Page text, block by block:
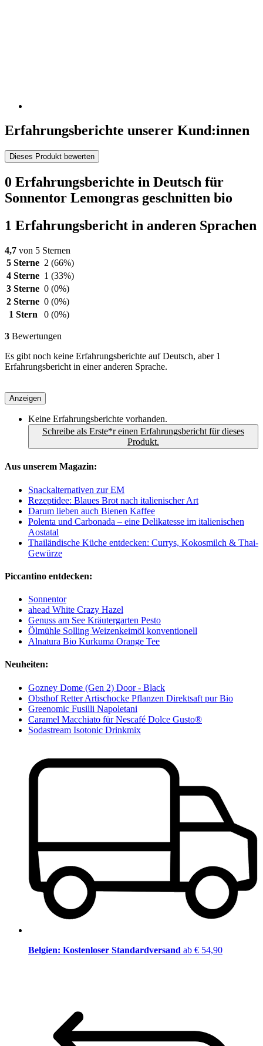
Erfahrungsberichte unserer Kund:innen
Dieses Produkt bewerten
0 Erfahrungsberichte in Deutsch für
Sonnentor Lemongras geschnitten bio
1 Erfahrungsbericht in anderen Sprachen
4,7 von 5 Sternen
5 Sterne 2 (66%)
4 Sterne 1 (33%)
3 Sterne 0 (0%)
2 Sterne 0 (0%)
1 Stern
0 (0%)
3 Bewertungen
Es gibt noch keine Erfahrungsberichte auf Deutsch, aber 1
Erfahrungsbericht in einer anderen Sprache.
Anzeigen
Keine Erfahrungsberichte vorhanden.
Schreibe als Erste*r einen Erfahrungsbericht für dieses
Produkt.
Aus unserem Magazin:
Snackalternativen zur EM
Rezeptidee: Blaues Brot nach italienischer Art
Darum lieben auch Bienen Kaffee
Polenta und Carbonada – eine Delikatesse im italienischen
Aostatal
Thailändische Küche entdecken: Currys, Kokosmilch & Thai-
Gewürze
Piccantino entdecken:
Sonnentor
ahead White Crazy Hazel
Genuss am See Kräutergarten Pesto
Ölmühle Solling Weizenkeimöl konventionell
Alnatura Bio Kurkuma Orange Tee
Neuheiten:
Gozney Dome (Gen 2) Door - Black
Obsthof Retter Artischocke Pflanzen Direktsaft pur Bio
Greenomic Fusilli Napoletani
Caramel Macchiato für Nescafé Dolce Gusto®
Sodastream Isotonic Drinkmix
Belgien: Kostenloser Standardversand ab € 54,90